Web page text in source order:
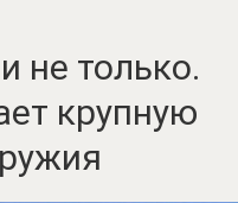
не только.
крупную